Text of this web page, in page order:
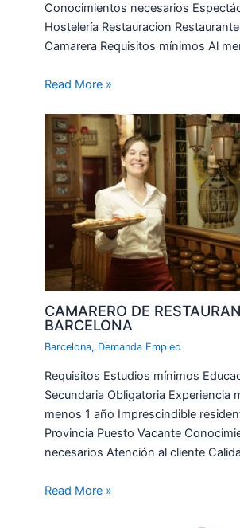
Conocimientos necesarios
Hostelería Restauracion
Camarera Requisitos mínimos Al
Read More »
CAMARERO DE
BARCELONA
Barcelona, Demanda Empleo
Requisitos Estudios mínimos
Secundaria Obligatoria Experiencia
menos 1 año Imprescindible
Provincia Puesto Vacante
necesarios Atención al cliente
Read More »